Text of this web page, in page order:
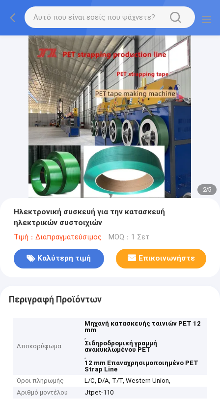
2/5
Ηλεκτρονική συσκευή για την κατασκευή
ηλεκτρικών συστοιχιών
Τιμή：Διαπραγματεύσιμος MOQ：1 Σετ
Καλύτερη τιμή Επικοινωνήστε
Περιγραφή Προϊόντων
Αποκορύφωμα
Μηχανή κατασκευής ταινιών PET 12
mm
,
Σιδηροδρομική γραμμή
ανακυκλωμένου PET
,
12 mm Επαναχρησιμοποιημένο PET
Strap Line
Όροι πληρωμής
L/C, D/A, T/T, Western Union,
Αριθμό μοντέλου
Jtpet-110